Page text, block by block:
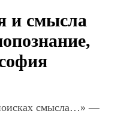
и смысла
смысла…» —